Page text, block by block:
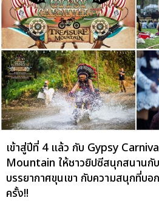
เข้าสู่ปีที่ 4 แล้ว กับ Gypsy
Mountain ให้ชาวยิปซีสนุกสนานกั
บรรยากาศขุนเขา กับความสนุกที่บอ
ครั้ง!!